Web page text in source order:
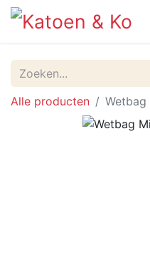
Alle producten Wetbag